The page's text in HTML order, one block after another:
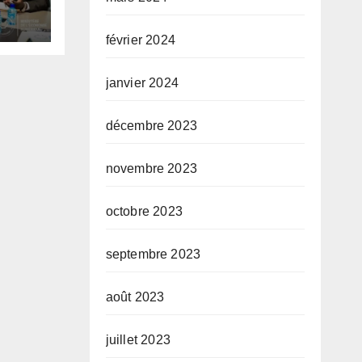
février 2024
janvier 2024
décembre 2023
novembre 2023
octobre 2023
septembre 2023
août 2023
juillet 2023